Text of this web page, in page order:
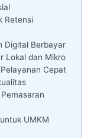
Retensi
Digital Berbayar
Lokal dan Mikro
Cepat
UMKM